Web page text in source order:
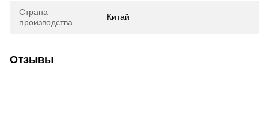
Страна
производства
Китай
Отзывы